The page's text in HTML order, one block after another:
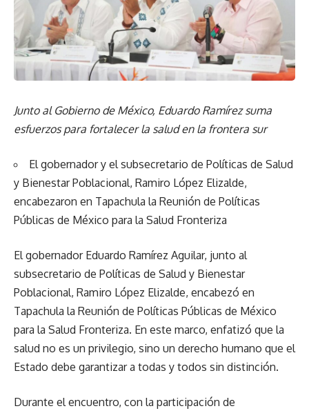
Junto al Gobierno de México, Eduardo Ramírez suma
esfuerzos para fortalecer la salud en la frontera sur
El gobernador y el subsecretario de Políticas de Salud
y Bienestar Poblacional, Ramiro López Elizalde,
encabezaron en Tapachula la Reunión de Políticas
Públicas de México para la Salud Fronteriza
El gobernador Eduardo Ramírez Aguilar, junto al
subsecretario de Políticas de Salud y Bienestar
Poblacional, Ramiro López Elizalde, encabezó en
Tapachula la Reunión de Políticas Públicas de México
para la Salud Fronteriza. En este marco, enfatizó que la
salud no es un privilegio, sino un derecho humano que el
Estado debe garantizar a todas y todos sin distinción.
Durante el encuentro, con la participación de